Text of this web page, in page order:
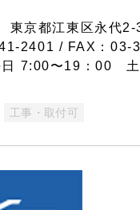
京都江東区永代2-
2401 / FAX：03-
日 7:00〜19：00 土
工事・取付可